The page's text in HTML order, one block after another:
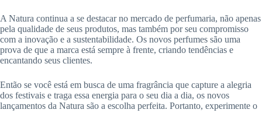
A Natura continua a se destacar no mercado de perfumaria, não apenas
pela qualidade de seus produtos, mas também por seu compromisso
com a inovação e a sustentabilidade. Os novos perfumes são uma
prova de que a marca está sempre à frente, criando tendências e
encantando seus clientes.
Então se você está em busca de uma fragrância que capture a alegria
dos festivais e traga essa energia para o seu dia a dia, os novos
lançamentos da Natura são a escolha perfeita. Portanto, experimente o